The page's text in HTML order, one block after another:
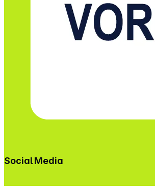
Social Media